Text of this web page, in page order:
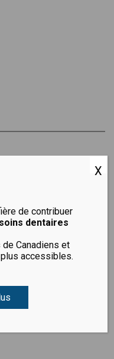
de contribuer
dentaires
Canadiens et
accessibles.
X